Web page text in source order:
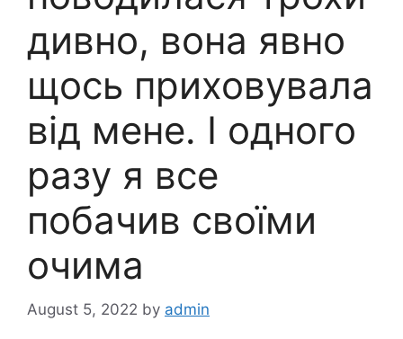
дивно, вона явно
щось приховувала
від мене. І одного
разу я все
побачив своїми
очима
August 5, 2022 by admin